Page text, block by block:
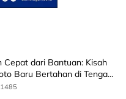
Cepat dari Bantuan: Kisah
Baru Bertahan di Tengah
1485